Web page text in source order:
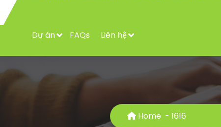
Dự án FAQs Liên hệ
Home - 1616